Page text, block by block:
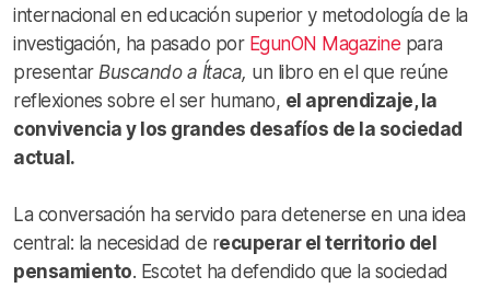
internacional en educación superior y metodología de la
investigación, ha pasado por EgunON Magazine para
presentar Buscando a Ítaca, un libro en el que reúne
reflexiones sobre el ser humano, el aprendizaje, la
convivencia y los grandes desafíos de la sociedad
actual.
La conversación ha servido para detenerse en una idea
central: la necesidad de recuperar el territorio del
pensamiento. Escotet ha defendido que la sociedad